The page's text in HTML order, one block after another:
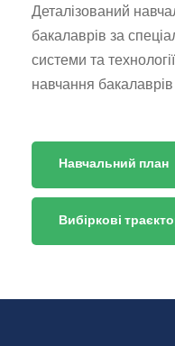
Деталізований
бакалаврів за
системи та
навчання бакалаврів
Навчальний план
Вибіркові